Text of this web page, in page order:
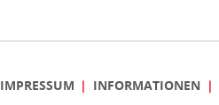
IMPRESSUM INFORMATIONEN